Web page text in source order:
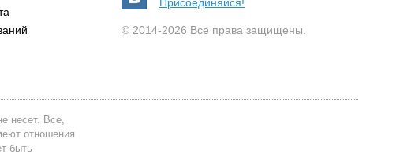
© 2014-2026 Все права защищены.
несет. Все,
отношения
быть